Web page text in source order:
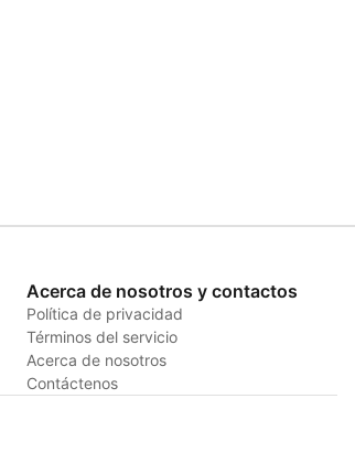
Acerca de nosotros y contactos
Política de privacidad
Términos del servicio
Acerca de nosotros
Contáctenos